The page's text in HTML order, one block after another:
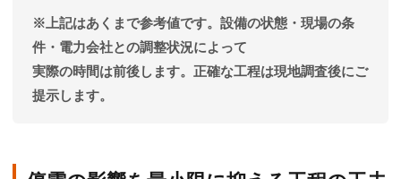
※上記はあくまで参考値です。設備の状態・現場の条
件・電力会社との調整状況によって
実際の時間は前後します。正確な工程は現地調査後にご
提示します。